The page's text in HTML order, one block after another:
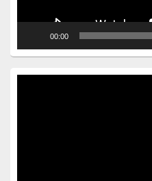
00:00